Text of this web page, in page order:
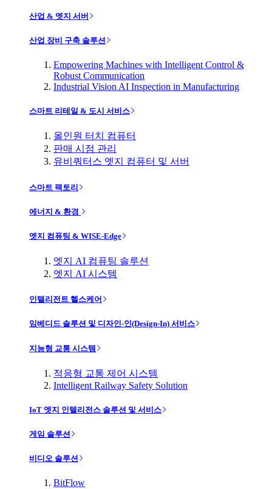
산업 & 엣지 서버
산업 장비 구축 솔루션
Empowering Machines with Intelligent Control &
Robust Communication
Industrial Vision AI Inspection in Manufacturing
스마트 리테일 & 도시 서비스
올인원 터치 컴퓨터
판매 시점 관리
유비쿼터스 엣지 컴퓨터 및 서버
스마트 팩토리
에너지 & 환경
엣지 컴퓨팅 & WISE-Edge
엣지 AI 컴퓨팅 솔루션
엣지 AI 시스템
인텔리전트 헬스케어
임베디드 솔루션 및 디자인-인(Design-In) 서비스
지능형 교통 시스템
적응형 교통 제어 시스템
Intelligent Railway Safety Solution
IoT 엣지 인텔리전스 솔루션 및 서비스
게임 솔루션
비디오 솔루션
BitFlow